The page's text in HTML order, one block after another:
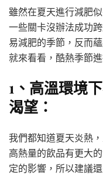
雖然在夏天進行減肥
一些關卡沒辦法成功
易減肥的季節，反而
就來看看，酷熱季節
1、高溫環境
渴望：
我們都知道夏天炎熱
高熱量的飲品有更大
定的影響，所以建議